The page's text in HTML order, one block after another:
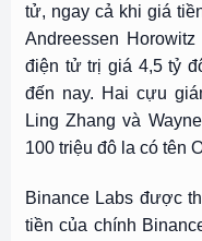
tử, ngay cả khi giá
Andreessen
điện tử trị giá 4,5 tỷ
đến nay. Hai cựu
Ling Zhang và
100 triệu đô la có tên
Binance Labs được
tiền của chính